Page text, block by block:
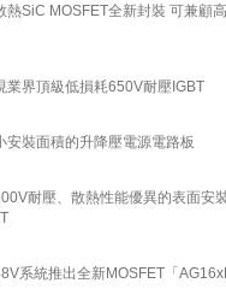
熱SiC MOSFET全新封裝 可兼顧
業界頂級低損耗650V耐壓IGBT
安裝面積的升降壓電源電路板
耐壓、散熱性能優異的表面安
系統推出全新MOSFET「